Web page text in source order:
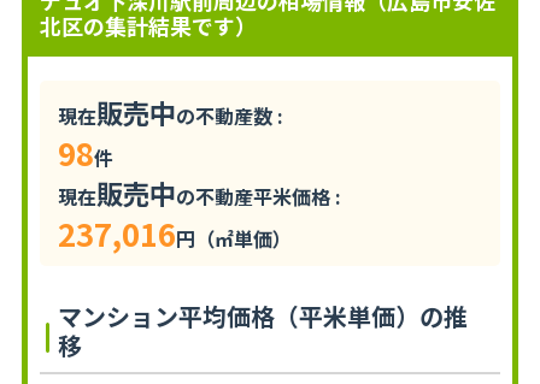
北区の集計結果です）
現在販売中の不動産数 :
98件
現在販売中の不動産平米価格 :
237,016円（㎡単価）
マンション平均価格（平米単価）の推
移